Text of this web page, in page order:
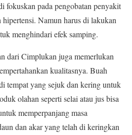
fokuskan pada pengobatan penyakit
hipertensi. Namun harus di lakukan
menghindari efek samping.
dari Cimplukan juga memerlukan
kualitasnya. Buah
tempat yang sejuk dan kering untuk
olahan seperti selai atau jus bisa
memperpanjang masa
dan akar yang telah di keringkan